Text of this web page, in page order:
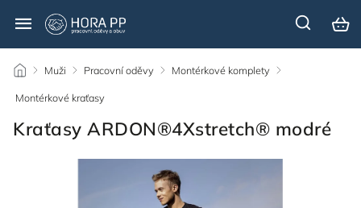
/ Muži / Pracovní oděvy / Montérkové komplety /
Montérkové kraťasy
Kraťasy ARDON®4Xstretch® modré